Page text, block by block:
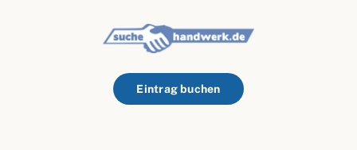
Eintrag buchen